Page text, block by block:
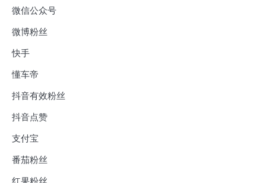
微信公众号
微博粉丝
快手
懂车帝
抖音有效粉丝
抖音点赞
支付宝
番茄粉丝
红果粉丝